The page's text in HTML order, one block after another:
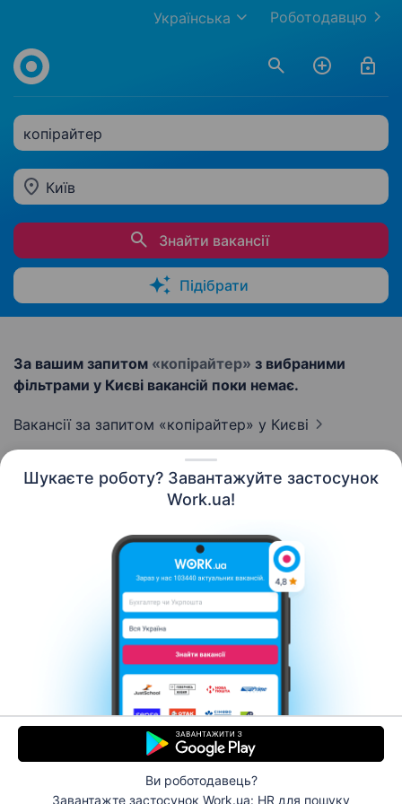
Шукаєте роботу? Завантажуйте застосунок
Work.ua!
Ви роботодавець?
Завантажте застосунок Work.ua: HR для пошуку
Роботодавцю
Українська
копірайтер
Київ
Знайти вакансії
Підібрати
За вашим запитом «копірайтер» з вибраними
фільтрами у Києві вакансій поки немає.
Вакансії за запитом «копірайтер» у Києві
Контакти Про нас
Кар’єра
Допомога Умови використання
© 2006–2026 Work.ua. Сервіс пошуку роботи №1 в